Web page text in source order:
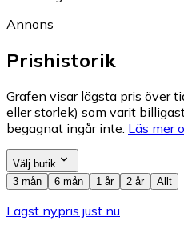
Annons
Prishistorik
Grafen visar lägsta pris över
eller storlek) som varit
begagnat ingår inte. Läs mer
Välj butik
3 mån
6 mån 1 år 2 år Allt
Lägst nypris just nu